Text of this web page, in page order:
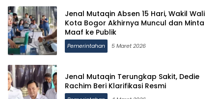
Jenal Mutaqin Absen 15 Hari, Wakil Wali
Kota Bogor Akhirnya Muncul dan Minta
Maaf ke Publik
Pemerintahan 5 Maret 2026
Jenal Mutaqin Terungkap Sakit, Dedie
Rachim Beri Klarifikasi Resmi